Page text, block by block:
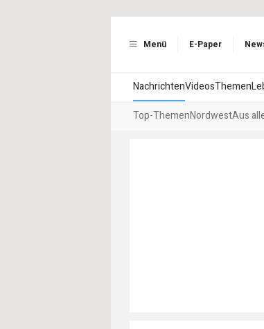
Menü E-Paper
NachrichtenVideosThemen
Top-ThemenNordwestAus